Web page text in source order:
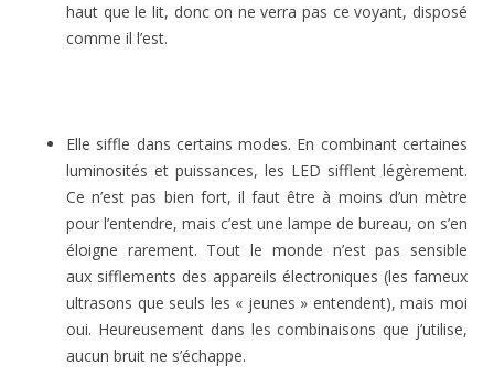
haut que le lit, donc on ne verra pas ce voyant, disposé
comme il l’est.
Elle siffle dans certains modes. En combinant certaines
luminosités et puissances, les LED sifflent légèrement.
Ce n’est pas bien fort, il faut être à moins d’un mètre
pour l’entendre, mais c’est une lampe de bureau, on s’en
éloigne rarement. Tout le monde n’est pas sensible
aux sifflements des appareils électroniques (les fameux
ultrasons que seuls les « jeunes » entendent), mais moi
oui. Heureusement dans les combinaisons que j’utilise,
aucun bruit ne s’échappe.